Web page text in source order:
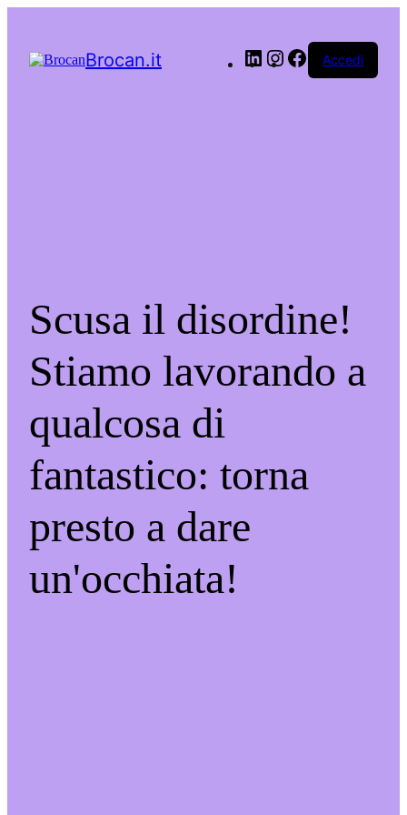
Brocan.it LinkedInInstagram
Facebook
Accedi
Scusa il disordine!
Stiamo lavorando a
qualcosa di
fantastico: torna
presto a dare
un'occhiata!